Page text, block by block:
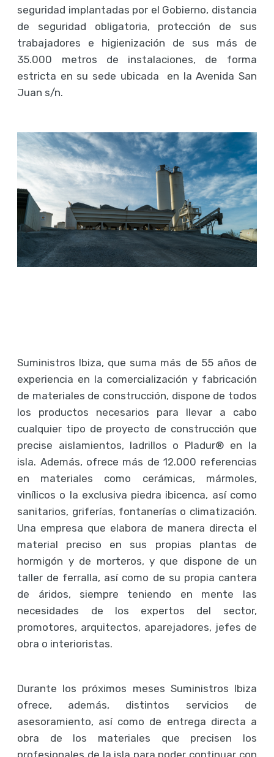
seguridad implantadas por el Gobierno, distancia
de seguridad obligatoria, protección de sus
trabajadores e higienización de sus más de
35.000 metros de instalaciones, de forma
estricta en su sede ubicada en la Avenida San
Juan s/n.
Suministros Ibiza, que suma más de 55 años de
experiencia en la comercialización y fabricación
de materiales de construcción, dispone de todos
los productos necesarios para llevar a cabo
cualquier tipo de proyecto de construcción que
precise aislamientos, ladrillos o Pladur® en la
isla. Además, ofrece más de 12.000 referencias
en materiales como cerámicas, mármoles,
vinílicos o la exclusiva piedra ibicenca, así como
sanitarios, griferías, fontanerías o climatización.
Una empresa que elabora de manera directa el
material preciso en sus propias plantas de
hormigón y de morteros, y que dispone de un
taller de ferralla, así como de su propia cantera
de áridos, siempre teniendo en mente las
necesidades de los expertos del sector,
promotores, arquitectos, aparejadores, jefes de
obra o interioristas.
Durante los próximos meses Suministros Ibiza
ofrece, además, distintos servicios de
asesoramiento, así como de entrega directa a
obra de los materiales que precisen los
profesionales de la isla para poder continuar con